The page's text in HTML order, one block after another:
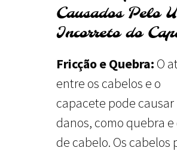
Causados Pelo
Incorreto do
Fricção e Quebra: O
entre os cabelos e o
capacete pode causar
danos, como quebra
de cabelo. Os cabelos